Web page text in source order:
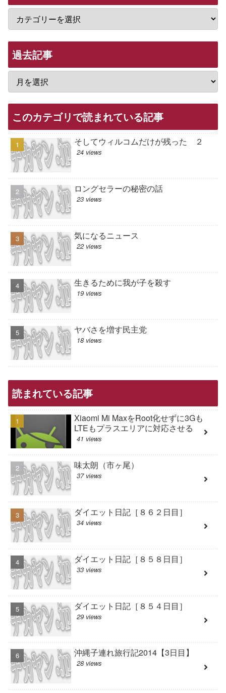
過去記事
このカテゴリで読まれている記事
そしてウィルコムだけが残った ２
24 views
ロングセラーの秘密の話
23 views
気になるニュース
22 views
生きるために我が子を殺す
19 views
ヤバさを増す民主党
18 views
読まれている記事
Xiaomi Mi MaxをRoot化せずに3Gも
LTEもプラスエリアに対応させる
41 views
味太朗（市ヶ尾）
37 views
ダイエット日記［８６２日目］
34 views
ダイエット日記［８５８日目］
33 views
ダイエット日記［８５４日目］
29 views
沖縄子連れ旅行記2014【3日目】
28 views